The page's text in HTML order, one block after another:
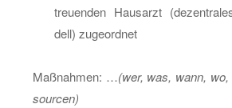
treu­en­den Haus­arzt
dell) zu­ge­ord­net
Maß­nah­men: …(wer, was, wann,
sour­cen)